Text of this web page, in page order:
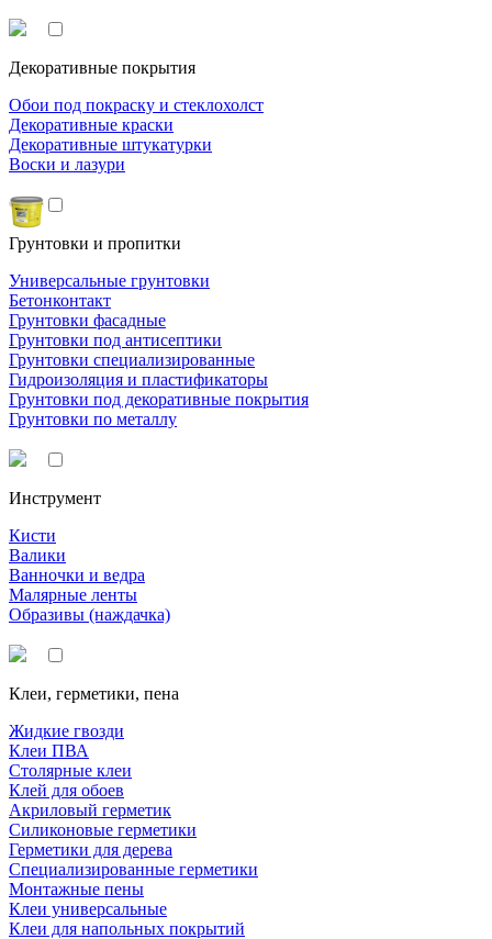
Декоративные покрытия
Обои под покраску и стеклохолст
Декоративные краски
Декоративные штукатурки
Воски и лазури
Грунтовки и пропитки
Универсальные грунтовки
Бетонконтакт
Грунтовки фасадные
Грунтовки под антисептики
Грунтовки специализированные
Гидроизоляция и пластификаторы
Грунтовки под декоративные покрытия
Грунтовки по металлу
Инструмент
Кисти
Валики
Ванночки и ведра
Малярные ленты
Образивы (наждачка)
Клеи, герметики, пена
Жидкие гвозди
Клеи ПВА
Столярные клеи
Клей для обоев
Акриловый герметик
Силиконовые герметики
Герметики для дерева
Специализированные герметики
Монтажные пены
Клеи универсальные
Клеи для напольных покрытий